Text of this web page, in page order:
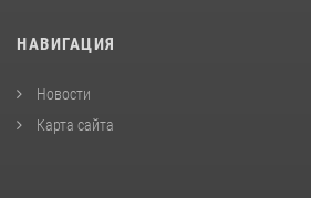
НАВИГАЦИЯ
Новости
Карта сайта